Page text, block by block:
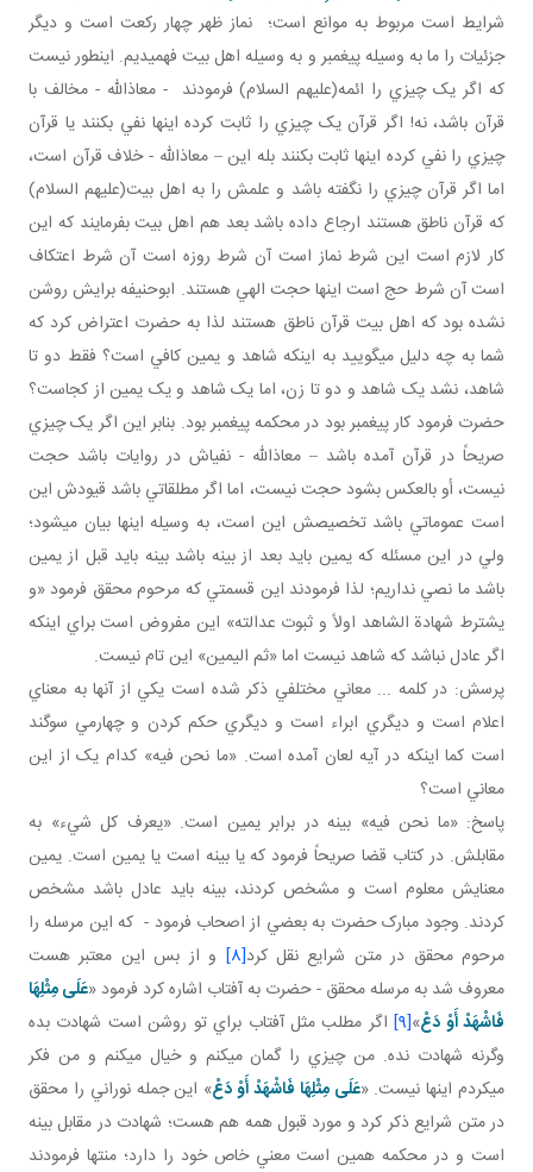
شرايط است مربوط به موانع است؛ نماز ظهر چهار رکعت است و ديگر
جزئيات را ما به وسيله پيغمبر و به وسيله اهل بيت فهميديم. اين طور نيست
که اگر يک چيزي را ائمه(عليهم السلام) فرمودند - معاذالله - مخالف با
قرآن باشد، نه! اگر قرآن يک چيزي را ثابت کرده اينها نفي بکنند يا قرآن
چيزي را نفي کرده اينها ثابت بکنند بله اين – معاذالله - خلاف قرآن است،
اما اگر قرآن چيزي را نگفته باشد و علمش را به اهل بيت(عليهم السلام)
که قرآن ناطق هستند ارجاع داده باشد بعد هم اهل بيت بفرمايند که اين
کار لازم است اين شرط نماز است آن شرط روزه است آن شرط اعتکاف
است آن شرط حج است اينها حجت الهي هستند. ابوحنيفه برايش روشن
نشده بود که اهل بيت قرآن ناطق هستند لذا به حضرت اعتراض کرد که
شما به چه دليل مي گوييد به اينکه شاهد و يمين کافي است؟ فقط دو تا
شاهد، نشد يک شاهد و دو تا زن، اما يک شاهد و يک يمين از کجاست؟
حضرت فرمود کار پيغمبر بود در محکمه پيغمبر بود. بنابر اين اگر يک چيزي
صريحاً در قرآن آمده باشد – معاذالله - نفي اش در روايات باشد حجت
نيست، أو بالعکس بشود حجت نيست، اما اگر مطلقاتي باشد قيودش اين
است عموماتي باشد تخصيصش اين است، به وسيله اينها بيان مي شود؛
ولي در اين مسئله که يمين بايد بعد از بينه باشد بينه بايد قبل از يمين
باشد ما نصي نداريم؛ لذا فرمودند اين قسمتي که مرحوم محقق فرمود «و
يشترط شهادة الشاهد اولاً و ثبوت عدالته» اين مفروض است براي اينکه
اگر عادل نباشد که شاهد نيست اما «ثم اليمين» اين تام نيست.
پرسش: در کلمه ... معاني مختلفي ذکر شده است يکي از آنها به معناي
اعلام است و ديگري ابراء است و ديگري حکم کردن و چهارمي سوگند
است کما اينکه در آيه لعان آمده است. «ما نحن فيه» کدام يک از اين
معاني است؟
پاسخ: «ما نحن فيه» بينه در برابر يمين است. «يعرف کل شيء» به
مقابلش. در کتاب قضا صريحاً فرمود که يا بينه است يا يمين است. يمين
معنايش معلوم است و مشخص کردند، بينه بايد عادل باشد مشخص
کردند. وجود مبارک حضرت به بعضي از اصحاب فرمود - که اين مرسله را
مرحوم محقق در متن شرايع نقل کرد[8]
و از بس اين معتبر هست
معروف شد به مرسله محقق - حضرت به آفتاب اشاره کرد فرمود «عَلَى‏ مِثْلِهَا
فَاشْهَدْ أَوْ دَعْ‏»
[9] اگر مطلب مثل آفتاب براي تو روشن است شهادت بده
وگرنه شهادت نده. من چيزي را گمان مي کنم و خيال مي کنم و من فکر
مي کردم اينها نيست. «عَلَى‏ مِثْلِهَا فَاشْهَدْ أَوْ دَعْ‏» اين جمله نوراني را محقق
در متن شرايع ذکر کرد و مورد قبول همه هم هست؛ شهادت در مقابل بينه
است و در محکمه همين است معني خاص خود را دارد؛ منتها فرمودند